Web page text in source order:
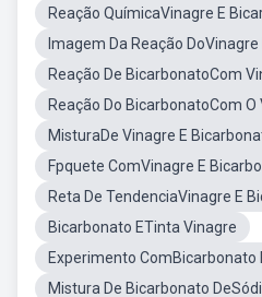
Reação QuímicaVinagre E
Imagem Da Reação
Reação De BicarbonatoCom
Reação Do BicarbonatoCom O
MisturaDe Vinagre E
Fpquete ComVinagre E
Reta De TendenciaVinagre E
Bicarbonato ETinta Vinagre
Experimento ComBicarbonato
Mistura De Bicarbonato